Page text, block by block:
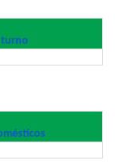
turno